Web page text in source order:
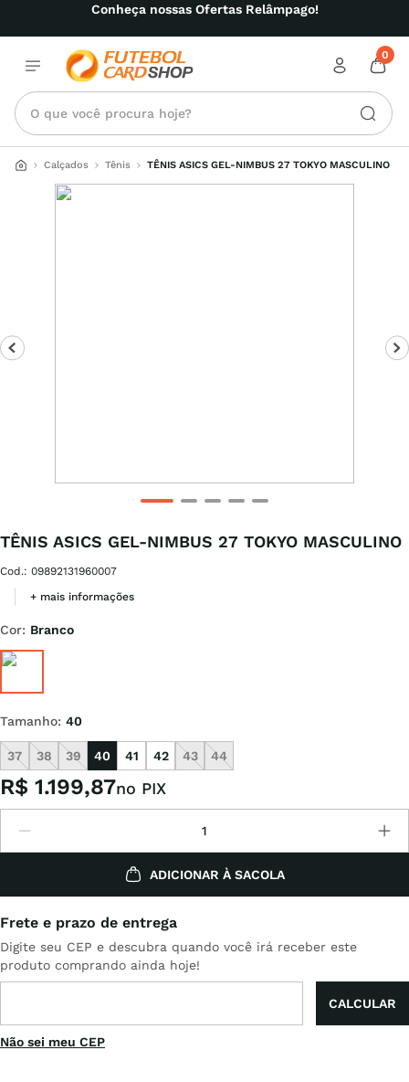
Conheça nossas Ofertas Relâmpago!
0
O que você procura hoje?
Calçados Tênis TÊNIS ASICS GEL-NIMBUS 27 TOKYO MASCULINO
TÊNIS ASICS GEL-NIMBUS 27 TOKYO MASCULINO
Cod.: 09892131960007
+ mais informações
Cor: Branco
Tamanho: 40
37 38 39 40 41 42 43 44
R$ 1.199,87no PIX
ADICIONAR À SACOLA
Não sei meu CEP